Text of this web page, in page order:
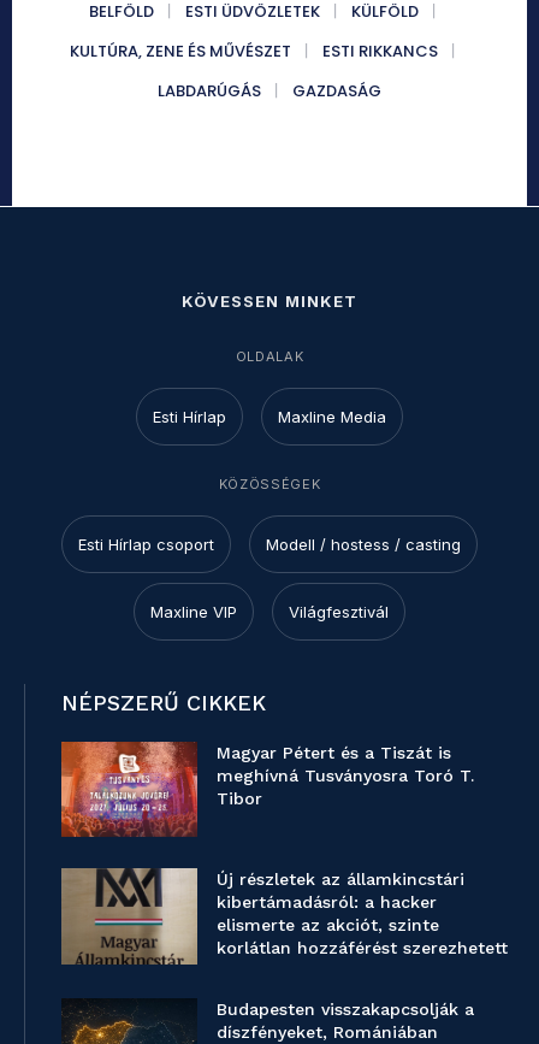
BELFÖLD ESTI ÜDVÖZLETEK
KÜLFÖLD
KULTÚRA, ZENE ÉS MŰVÉSZET
ESTI RIKKANCS
LABDARÚGÁS
GAZDASÁG
KÖVESSEN MINKET
OLDALAK
Esti Hírlap Maxline Media
KÖZÖSSÉGEK
Esti Hírlap csoport Modell / hostess / casting
Maxline VIP Világfesztivál
NÉPSZERŰ CIKKEK
Magyar Pétert és a Tiszát is
meghívná Tusványosra Toró T.
Tibor
Új részletek az államkincstári
kibertámadásról: a hacker
elismerte az akciót, szinte
korlátlan hozzáférést szerezhetett
Budapesten visszakapcsolják a
díszfényeket, Romániában